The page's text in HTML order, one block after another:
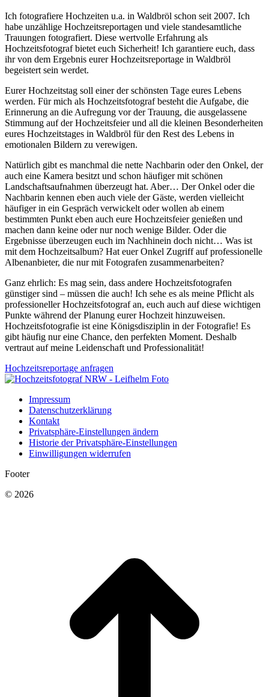
Ich fotografiere Hochzeiten u.a. in Waldbröl schon seit 2007. Ich
habe unzählige Hochzeitsreportagen und viele standesamtliche
Trauungen fotografiert. Diese wertvolle Erfahrung als
Hochzeitsfotograf bietet euch Sicherheit! Ich garantiere euch, dass
ihr von dem Ergebnis eurer Hochzeitsreportage in Waldbröl
begeistert sein werdet.
Eurer Hochzeitstag soll einer der schönsten Tage eures Lebens
werden. Für mich als Hochzeitsfotograf besteht die Aufgabe, die
Erinnerung an die Aufregung vor der Trauung, die ausgelassene
Stimmung auf der Hochzeitsfeier und all die kleinen Besonderheiten
eures Hochzeitstages in Waldbröl für den Rest des Lebens in
emotionalen Bildern zu verewigen.
Natürlich gibt es manchmal die nette Nachbarin oder den Onkel, der
auch eine Kamera besitzt und schon häufiger mit schönen
Landschaftsaufnahmen überzeugt hat. Aber… Der Onkel oder die
Nachbarin kennen eben auch viele der Gäste, werden vielleicht
häufiger in ein Gespräch verwickelt oder wollen ab einem
bestimmten Punkt eben auch eure Hochzeitsfeier genießen und
machen dann keine oder nur noch wenige Bilder. Oder die
Ergebnisse überzeugen euch im Nachhinein doch nicht… Was ist
mit dem Hochzeitsalbum? Hat euer Onkel Zugriff auf professionelle
Albenanbieter, die nur mit Fotografen zusammenarbeiten?
Ganz ehrlich: Es mag sein, dass andere Hochzeitsfotografen
günstiger sind – müssen die auch! Ich sehe es als meine Pflicht als
professioneller Hochzeitsfotograf an, euch auch auf diese wichtigen
Punkte während der Planung eurer Hochzeit hinzuweisen.
Hochzeitsfotografie ist eine Königsdisziplin in der Fotografie! Es
gibt häufig nur eine Chance, den perfekten Moment. Deshalb
vertraut auf meine Leidenschaft und Professionalität!
Hochzeitsreportage anfragen
Impressum
Datenschutzerklärung
Kontakt
Privatsphäre-Einstellungen ändern
Historie der Privatsphäre-Einstellungen
Einwilligungen widerrufen
Footer
© 2026